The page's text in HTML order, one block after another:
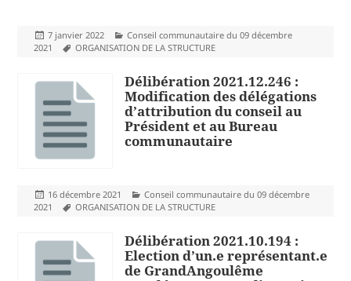
Publié
le
7 janvier 2022 Catégories
Conseil communautaire du 09 décembre
2021
Mots-
ORGANISATION DE LA STRUCTURE
Délibération 2021.12.246 :
Modification des délégations
d’attribution du conseil au
Président et au Bureau
communautaire
Publié
le
16 décembre 2021 Catégories
Conseil communautaire du 09 décembre
2021
Mots-
ORGANISATION DE LA STRUCTURE
Délibération 2021.10.194 :
Election d’un.e représentant.e
de GrandAngoulême